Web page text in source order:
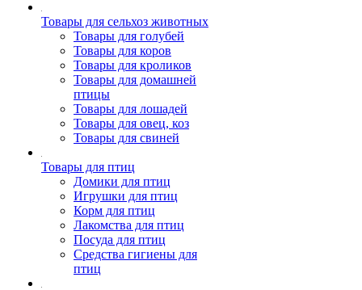
Товары для сельхоз животных
Товары для голубей
Товары для коров
Товары для кроликов
Товары для домашней
птицы
Товары для лошадей
Товары для овец, коз
Товары для свиней
Товары для птиц
Домики для птиц
Игрушки для птиц
Корм для птиц
Лакомства для птиц
Посуда для птиц
Средства гигиены для
птиц